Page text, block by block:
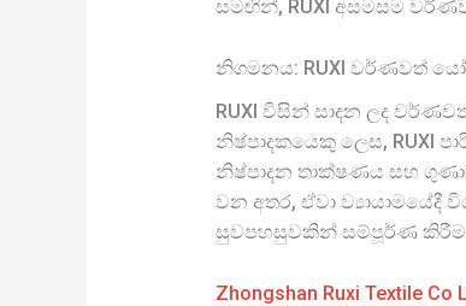
සමඟින්, RUXI අසමසම
නිගමනය: RUXI වර්ණවත්
RUXI විසින් සාදන ලද
නිෂ්පාදකයෙකු ලෙස, RUXI
නිෂ්පාදන තාක්ෂණය සහ
වන අතර, ඒවා
සුවපහසුවකින් සම්පූර්ණ
Zhongshan Ruxi Textile Co